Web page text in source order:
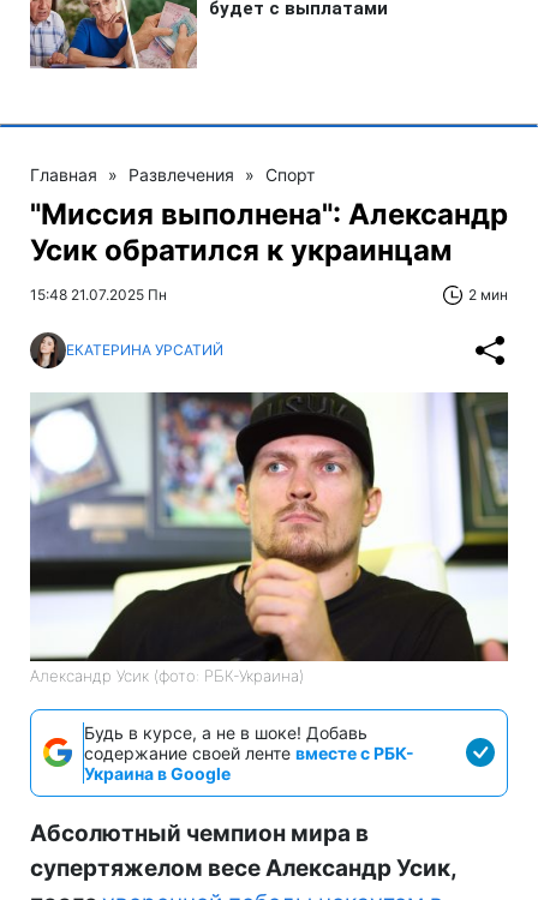
Главная » Развлечения » Спорт
"Миссия выполнена": Александр
Усик обратился к украинцам
15:48 21.07.2025 Пн 2 мин
ЕКАТЕРИНА УРСАТИЙ
Александр Усик (фото: РБК-Украина)
Будь в курсе, а не в шоке! Добавь
содержание своей ленте вместе с РБК-
Украина в Google
Абсолютный чемпион мира в
супертяжелом весе Александр Усик,